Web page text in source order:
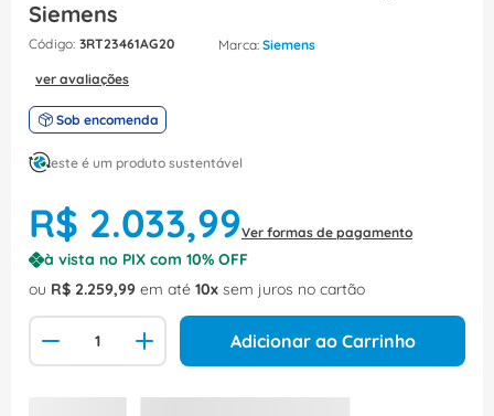
Siemens
: 3RT23461AG20 Siemens
ver avaliações
Sob encomenda
este é um produto sustentável
R$ 2.033,99Ver formas de pagamento
à vista no PIX com 10% OFF
ou R$ 2.259,99 em até 10 sem juros no cartão
Adicionar ao Carrinho